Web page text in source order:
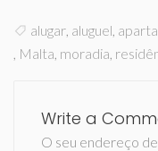
alugar aluguel
Malta moradia
Write a
O seu endereço